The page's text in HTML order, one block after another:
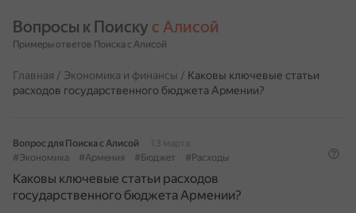
Вопросы к Поиску с Алисой
Примеры ответов Поиска с Алисой
Главная / Экономика и финансы / Каковы ключевые статьи
расходов государственного бюджета Армении?
Вопрос для Поиска с Алисой
13 марта
#Экономика
#Армения #Бюджет #Расходы
Каковы ключевые статьи расходов
государственного бюджета Армении?